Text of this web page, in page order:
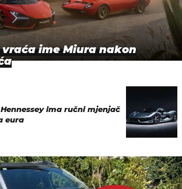
ime Miura nakon
ima ručni mjenjač
eura